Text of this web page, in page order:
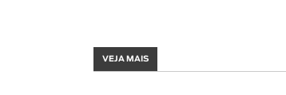
VEJA MAIS